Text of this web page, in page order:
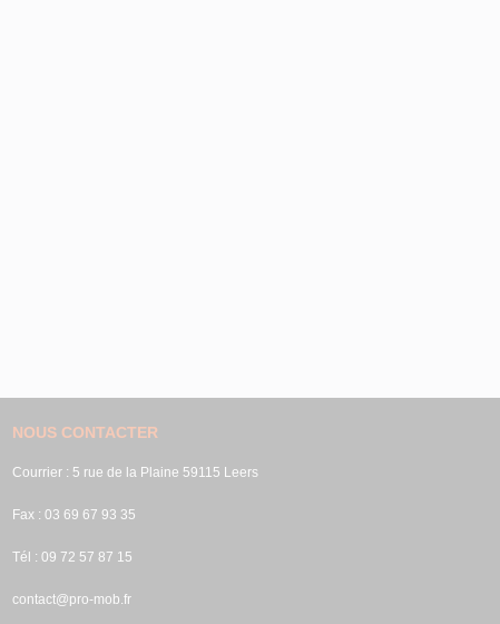
NOUS CONTACTER
Courrier : 5 rue de la Plaine 59115 Leers
Fax : 03 69 67 93 35
Tél : 09 72 57 87 15
contact@pro-mob.fr